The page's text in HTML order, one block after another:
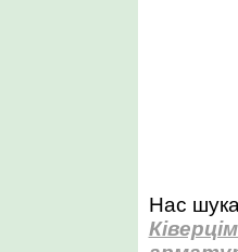
Нас